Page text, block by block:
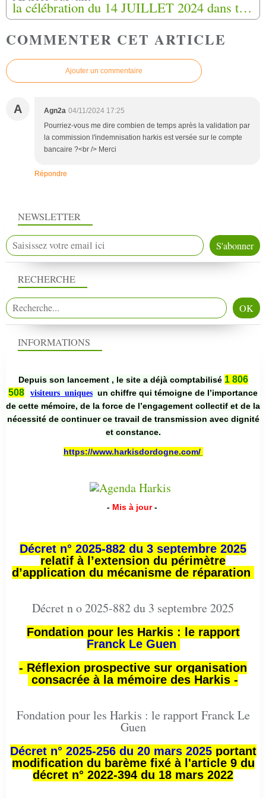
la célébration du 14 JUILLET 2024 dans toute la France, et à Mouans-Sartoux (06)
COMMENTER CET ARTICLE
Ajouter un commentaire
A Agn2a 04/11/2024 17:25
Pourriez-vous me dire combien de temps après la validation par
la commission l'indemnisation harkis est versée sur le compte
bancaire ?<br /> Merci
Répondre
NEWSLETTER
RECHERCHE
INFORMATIONS
Depuis son lancement , le site a déjà comptabilisé 1 806
508
visiteurs uniques un chiffre qui témoigne de l’importance
de cette mémoire, de la force de l’engagement collectif et de la
nécessité de continuer ce travail de transmission avec dignité
et constance.
https://www.harkisdordogne.com/
- Mis à jour -
Décret n° 2025-882 du 3 septembre 2025
relatif à l’extension du périmètre
d’application du mécanisme de réparation
Décret n o 2025-882 du 3 septembre 2025
Fondation pour les Harkis : le rapport
Franck Le Guen
- Réflexion prospective sur organisation
consacrée à la mémoire des Harkis -
Fondation pour les Harkis : le rapport Franck Le
Guen
Décret n° 2025-256 du 20 mars 2025portant
modification du barème fixé à l'article 9 du
décret n° 2022-394 du 18 mars 2022